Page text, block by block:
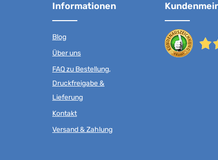
Informationen
Blog
Über uns
FAQ zu Bestellung,
Druckfreigabe &
Lieferung
Kontakt
Versand & Zahlung